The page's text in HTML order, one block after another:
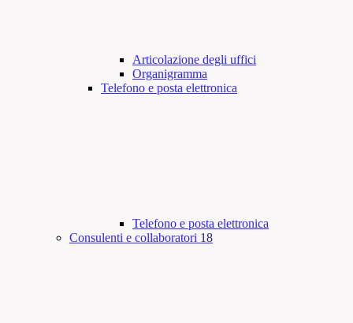
Articolazione degli uffici
Organigramma
Telefono e posta elettronica
Telefono e posta elettronica
Consulenti e collaboratori 18